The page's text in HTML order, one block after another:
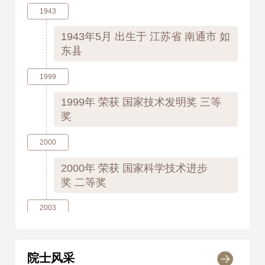
1943
1943年5月 出生于 江苏省 南通市 如
东县
1999
1999年荣获 国家技术发明奖 三等
奖
2000
2000年荣获 国家科学技术进步
奖 二等奖
2003
院士风采